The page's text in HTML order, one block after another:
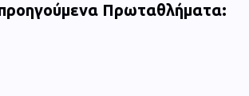
προηγούμενα Πρωταθλήματα: